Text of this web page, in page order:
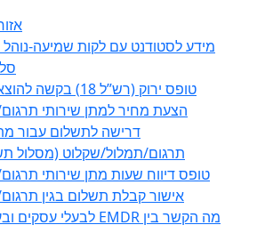
טופס ירוק (רש”ל 18) בקשה להוצאת רישיון נהיגה
2352 – הצעת מחיר למתן שירותי
תרגום/תמלול/שקלוט (מסלול
2356 – טופס דיווח שעות מתן שירותי
2357 – אישור קבלת תשלום בגין